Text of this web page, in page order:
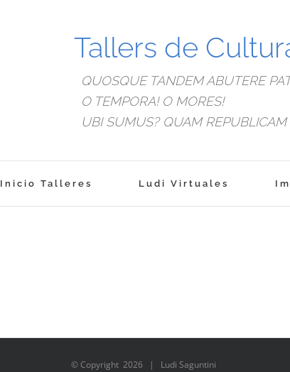
Tallers de
QUOSQUE TANDEM ABUTERE
O TEMPORA! O MORES!
UBI SUMUS? QUAM
Inicio Talleres Ludi Virtuales
© Copyright 2026 | Ludi Saguntini